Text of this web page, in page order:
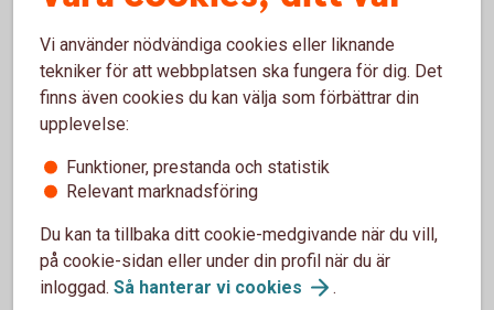
möjligt, normalt under påföljande handelsdag.
För- och nackdelar med Bull &
Bear
Fördelar
Möjlighet till högre avkastning än underliggande
Vi använder nödvändiga cookies eller liknande
tekniker för att webbplatsen ska fungera för dig. Det
finns även cookies du kan välja som förbättrar din
upplevelse:
Funktioner, prestanda och statistik
Relevant marknadsföring
Du kan ta tillbaka ditt cookie-medgivande när du vill,
på cookie-sidan eller under din profil när du är
inloggad. Så hanterar vi cookies .